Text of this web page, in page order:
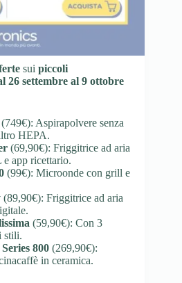
sui piccoli
26 settembre al 9 ottobre
(749€): Aspirapolvere senza
HEPA.
(69,90€): Friggitrice ad aria
app ricettario.
(99€): Microonde con grill e
(89,90€): Friggitrice ad aria
(59,90€): Con 3
stili.
800 (269,90€):
in ceramica.